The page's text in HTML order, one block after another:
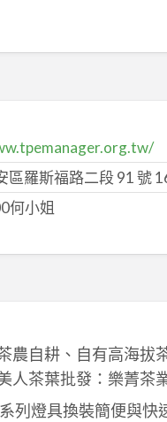
區羅斯福路二段 91 號
何小姐
農自耕、自有高海拔
人茶葉批發：樂菁茶
列燈具換裝簡便與